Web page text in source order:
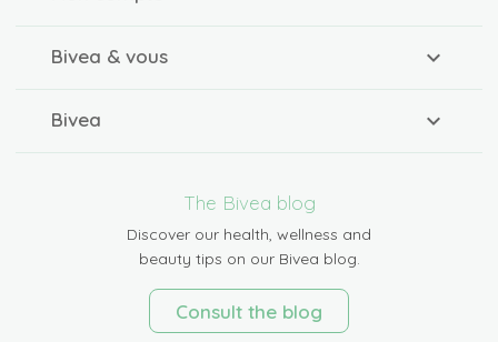
Bivea & vous
Bivea
The Bivea blog
Discover our health, wellness and
beauty tips on our Bivea blog.
Consult the blog